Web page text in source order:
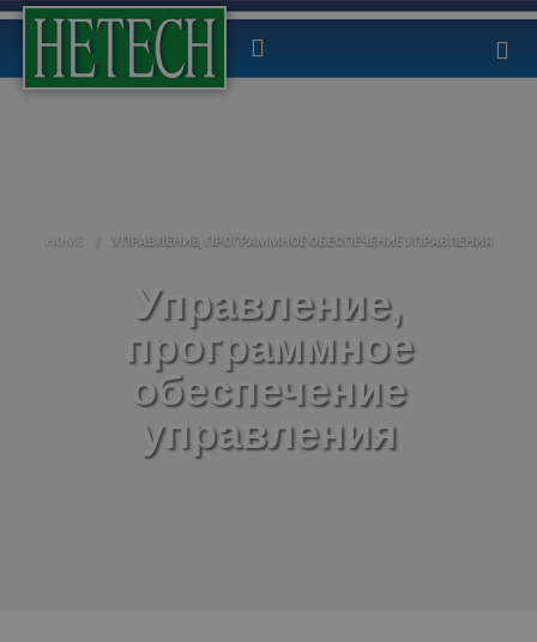
HOME / УПРАВЛЕНИЕ, ПРОГРАММНОЕ ОБЕСПЕЧЕНИЕ УПРАВЛЕНИЯ
Управление,
программное
обеспечение
управления